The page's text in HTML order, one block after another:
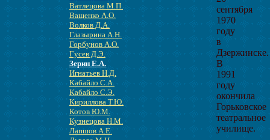
Ватлецова М.П.
Ващенко А.О.
Волков Д.А.
Глазырина А.Н.
Горбунов А.О.
Гусев Д.Э.
Зерин Е.А.
Игнатьев Н.Д.
Кабайло С.А.
Кабайло С.Э.
Кириллова Т.Ю.
Котов Ю.М.
Кузнецова Н.М.
Лапшов А.Е.
сентября
1970
году
в
Дзержинске.
В
1991
году
окончила
Горьковское
театральное
училище.